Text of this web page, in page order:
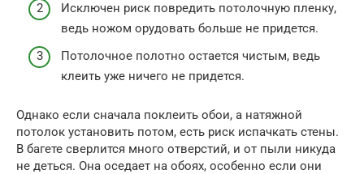
Исключен риск повредить потолочную пленку,
ведь ножом орудовать больше не придется.
Потолочное полотно остается чистым, ведь
клеить уже ничего не придется.
Однако если сначала поклеить обои, а натяжной
потолок установить потом, есть риск испачкать стены.
В багете сверлится много отверстий, и от пыли никуда
не деться. Она оседает на обоях, особенно если они